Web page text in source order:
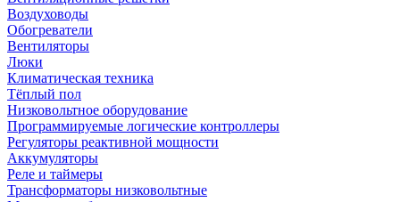
Воздуховоды
Обогреватели
Вентиляторы
Люки
Климатическая техника
Тёплый пол
Низковольтное оборудование
Программируемые логические контроллеры
Регуляторы реактивной мощности
Аккумуляторы
Реле и таймеры
Трансформаторы низковольтные